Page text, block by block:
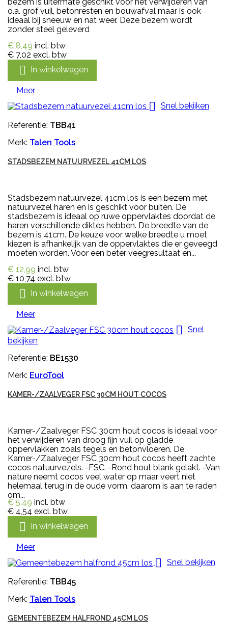
o.a. grof vuil, betonresten en bouwafval maar is ook
ideaal bij sneeuw en nat weer. Deze bezem wordt
zonder steel geleverd
€ 8,49 incl. btw
€ 7,02 excl. btw
 In winkelwagen
Meer
 Snel bekijken
Referentie: TBB41
Merk: Talen Tools
STADSBEZEM NATUURVEZEL 41CM LOS
Stadsbezem natuurvezel 41cm los is een bezem met
natuurvezel haren en is geschikt voor buiten. De
stadsbezem is ideaal op ruwe oppervlaktes doordat de
haren verschillende diktes hebben. De breedte van de
bezem is 41cm. De keuze voor welke breedte u moet
kiezen is afhankelijk van de oppervlaktes die er geveegd
moeten worden. Voor een beter veegresultaat en...
€ 12,99 incl. btw
€ 10,74 excl. btw
 In winkelwagen
Meer
 Snel
bekijken
Referentie: BE1530
Merk: EuroTool
KAMER-/ZAALVEGER FSC 30CM HOUT COCOS
Kamer-/Zaalveger FSC 30cm hout cocos is ideaal voor
het verwijderen van droog fijn vuil op gladde
oppervlakken zoals tegels en betonvloeren. De
Kamer-/Zaalveger FSC 30cm hout cocos heeft zachte
cocos natuurvezels. -FSC. -Rond hout blank gelakt. -Van
nature neemt cocos veel water op maar veert niet
helemaal terug in de oude vorm, daarom is aan te raden
om...
€ 5,49 incl. btw
€ 4,54 excl. btw
 In winkelwagen
Meer
 Snel bekijken
Referentie: TBB45
Merk: Talen Tools
GEMEENTEBEZEM HALFROND 45CM LOS